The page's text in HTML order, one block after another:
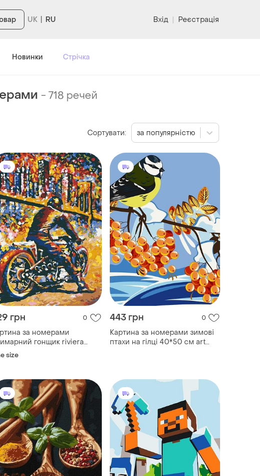
RU Вхід | Реєстрація
Новинки Стрічка
-718 речей
грн 0
за номерами
гонщик riviera
40х50 см rb-0372
size
443 грн 0
Картина за номерами зимові
птахи на гілці 40*50 см art
Сортувати: за популярністю